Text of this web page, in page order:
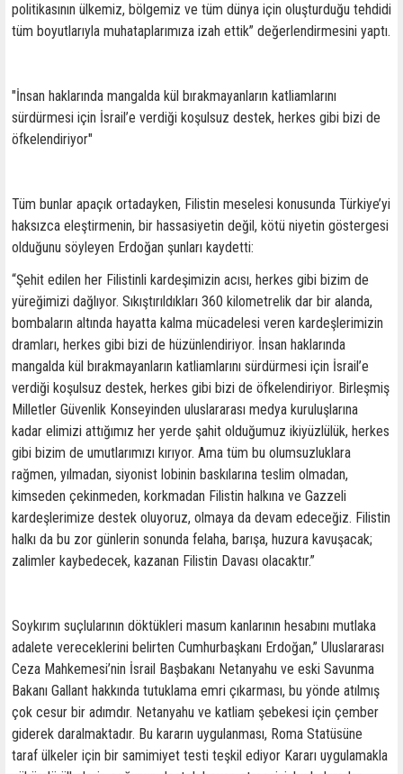
politikasının ülkemiz, bölgemiz ve tüm dünya için oluşturduğu tehdidi
tüm boyutlarıyla muhataplarımıza izah ettik” değerlendirmesini yaptı.
"İnsan haklarında mangalda kül bırakmayanların katliamlarını
sürdürmesi için İsrail’e verdiği koşulsuz destek, herkes gibi bizi de
öfkelendiriyor"
Tüm bunlar apaçık ortadayken, Filistin meselesi konusunda Türkiye’yi
haksızca eleştirmenin, bir hassasiyetin değil, kötü niyetin göstergesi
olduğunu söyleyen Erdoğan şunları kaydetti:
“Şehit edilen her Filistinli kardeşimizin acısı, herkes gibi bizim de
yüreğimizi dağlıyor. Sıkıştırıldıkları 360 kilometrelik dar bir alanda,
bombaların altında hayatta kalma mücadelesi veren kardeşlerimizin
dramları, herkes gibi bizi de hüzünlendiriyor. İnsan haklarında
mangalda kül bırakmayanların katliamlarını sürdürmesi için İsrail’e
verdiği koşulsuz destek, herkes gibi bizi de öfkelendiriyor. Birleşmiş
Milletler Güvenlik Konseyinden uluslararası medya kuruluşlarına
kadar elimizi attığımız her yerde şahit olduğumuz ikiyüzlülük, herkes
gibi bizim de umutlarımızı kırıyor. Ama tüm bu olumsuzluklara
rağmen, yılmadan, siyonist lobinin baskılarına teslim olmadan,
kimseden çekinmeden, korkmadan Filistin halkına ve Gazzeli
kardeşlerimize destek oluyoruz, olmaya da devam edeceğiz. Filistin
halkı da bu zor günlerin sonunda felaha, barışa, huzura kavuşacak;
zalimler kaybedecek, kazanan Filistin Davası olacaktır.”
Soykırım suçlularının döktükleri masum kanlarının hesabını mutlaka
adalete vereceklerini belirten Cumhurbaşkanı Erdoğan,” Uluslararası
Ceza Mahkemesi’nin İsrail Başbakanı Netanyahu ve eski Savunma
Bakanı Gallant hakkında tutuklama emri çıkarması, bu yönde atılmış
çok cesur bir adımdır. Netanyahu ve katliam şebekesi için çember
giderek daralmaktadır. Bu kararın uygulanması, Roma Statüsüne
taraf ülkeler için bir samimiyet testi teşkil ediyor Kararı uygulamakla